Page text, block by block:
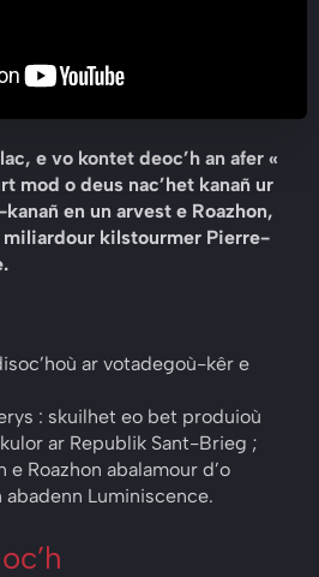
e vo kontet deoc’h an afer «
mod o deus nac’het kanañ ur
en un arvest e Roazhon,
miliardour kilstourmer Pierre-
ar votadegoù-kêr e
: skuilhet eo bet produioù
ar Republik Sant-Brieg ;
e Roazhon abalamour d’o
abadenn Luminiscence.